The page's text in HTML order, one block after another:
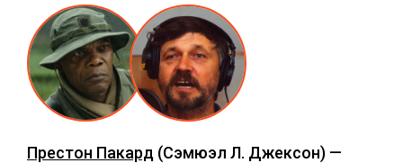
Престон Пакард (Сэмюэл Л. Джексон) —